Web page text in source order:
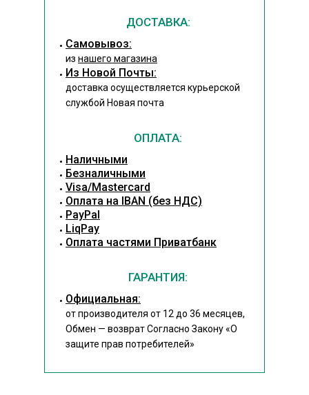
ДОСТАВКА:
Cамовывоз:
из нашего магазина
Из Новой Почты:
доставка осуществляется курьерской
службой Новая почта
ОПЛАТА:
Наличными
Безналичными
Visa/Mastercard
Оплата на IBAN (без НДС)
PayPal
LiqPay
Оплата частями Приватбанк
ГАРАНТИЯ:
Официальная:
от производителя от 12 до 36 месяцев,
Обмен — возврат Согласно Закону«О
защите прав потребителей»